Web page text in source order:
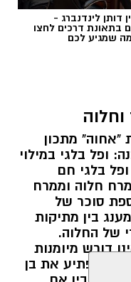
דותן לינדנברג -
בתאונת דרכים לחצו
שמגיע לכם
וחלוה
מתכון
ופל בלגי במילוי
בלגי חם
חלוה וממרח
סוכר של
בין מתיקות
של החלוה.
דורש מיומנות
להפתיע את בן